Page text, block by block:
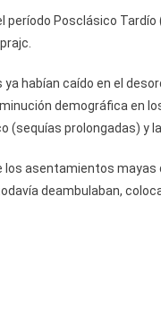
Posclásico
habían caído en el
demográfica en
prolongadas) y
los asentamientos mayas
deambulaban,